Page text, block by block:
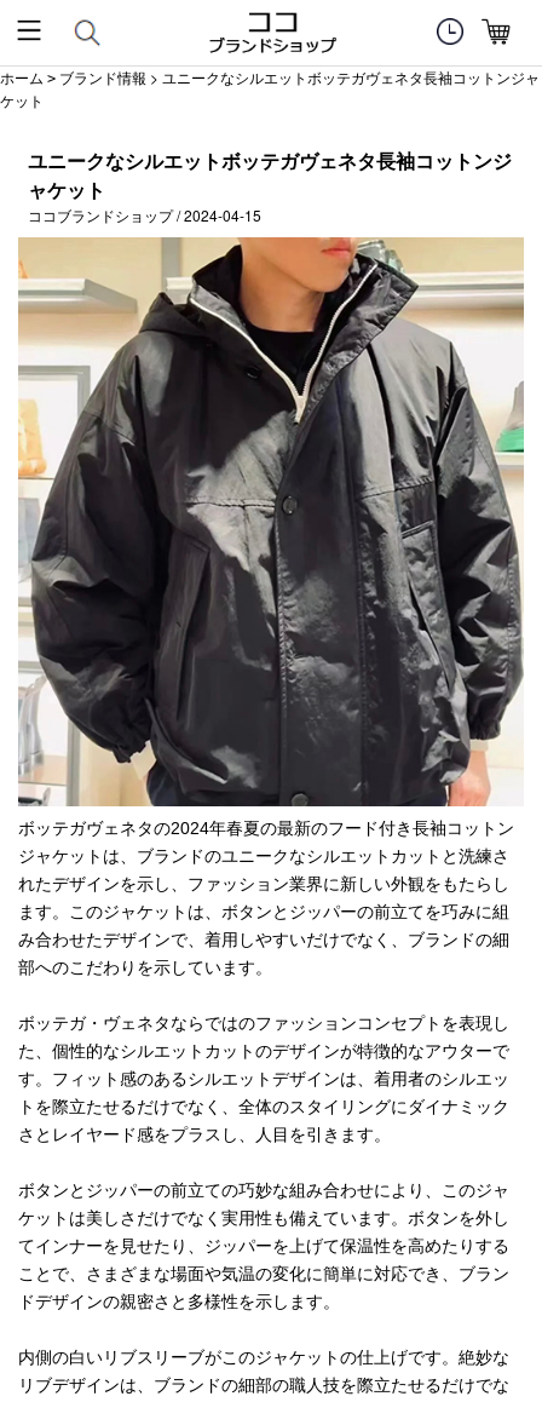
ホーム > ブランド情報 > ユニークなシルエットボッテガヴェネタ長袖コットンジャ
ケット
ユニークなシルエットボッテガヴェネタ長袖コットンジ
ャケット
ココブランドショップ / 2024-04-15
ボッテガヴェネタの2024年春夏の最新のフード付き長袖コットン
ジャケットは、ブランドのユニークなシルエットカットと洗練さ
れたデザインを示し、ファッション業界に新しい外観をもたらし
ます。このジャケットは、ボタンとジッパーの前立てを巧みに組
み合わせたデザインで、着用しやすいだけでなく、ブランドの細
部へのこだわりを示しています。
ボッテガ・ヴェネタならではのファッションコンセプトを表現し
た、個性的なシルエットカットのデザインが特徴的なアウターで
す。フィット感のあるシルエットデザインは、着用者のシルエッ
トを際立たせるだけでなく、全体のスタイリングにダイナミック
さとレイヤード感をプラスし、人目を引きます。
ボタンとジッパーの前立ての巧妙な組み合わせにより、このジャ
ケットは美しさだけでなく実用性も備えています。ボタンを外し
てインナーを見せたり、ジッパーを上げて保温性を高めたりする
ことで、さまざまな場面や気温の変化に簡単に対応でき、ブラン
ドデザインの親密さと多様性を示します。
内側の白いリブスリーブがこのジャケットの仕上げです。絶妙な
リブデザインは、ブランドの細部の職人技を際立たせるだけでな